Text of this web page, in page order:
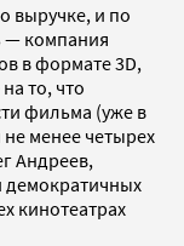
выручке, и по
— компания
в формате 3D,
то, что
фильма (уже в
не менее четырех
Андреев,
демократичных
кинотеатрах